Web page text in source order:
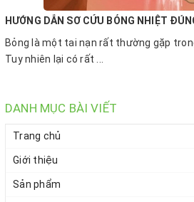
HƯỚNG DẪN SƠ CỨU BỎNG NHIỆT
Bỏng là một tai nạn rất thường gặp
Tuy nhiên lại có rất ...
DANH MỤC BÀI VIẾT
Trang chủ
Giới thiệu
Sản phẩm